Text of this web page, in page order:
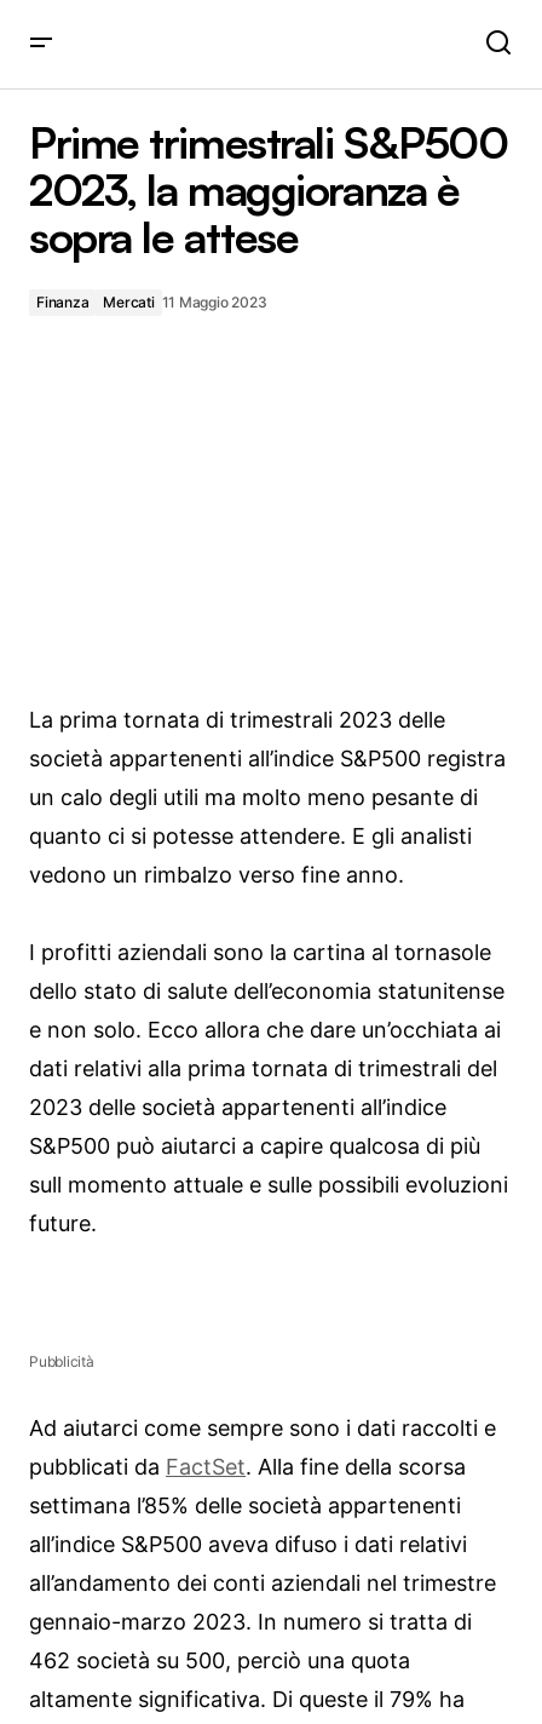
attese
Prime trimestrali S&P500
2023, la maggioranza è
sopra le attese
Finanza Mercati 11 Maggio 2023
La prima tornata di trimestrali 2023 delle
società appartenenti all’indice S&P500 registra
un calo degli utili ma molto meno pesante di
quanto ci si potesse attendere. E gli analisti
vedono un rimbalzo verso fine anno.
I profitti aziendali sono la cartina al tornasole
dello stato di salute dell’economia statunitense
e non solo. Ecco allora che dare un’occhiata ai
dati relativi alla prima tornata di trimestrali del
2023 delle società appartenenti all’indice
S&P500 può aiutarci a capire qualcosa di più
sull momento attuale e sulle possibili evoluzioni
future.
Pubblicità
Ad aiutarci come sempre sono i dati raccolti e
pubblicati da FactSet. Alla fine della scorsa
settimana l’85% delle società appartenenti
all’indice S&P500 aveva difuso i dati relativi
all’andamento dei conti aziendali nel trimestre
gennaio-marzo 2023. In numero si tratta di
462 società su 500, perciò una quota
altamente significativa. Di queste il 79% ha